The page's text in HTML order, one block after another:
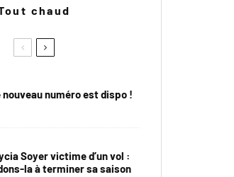
chaud
nouveau numéro est dispo !
Soyer victime d’un vol :
la à terminer sa saison